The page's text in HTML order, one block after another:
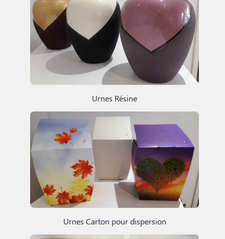
Urnes Résine
Urnes Carton pour dispersion